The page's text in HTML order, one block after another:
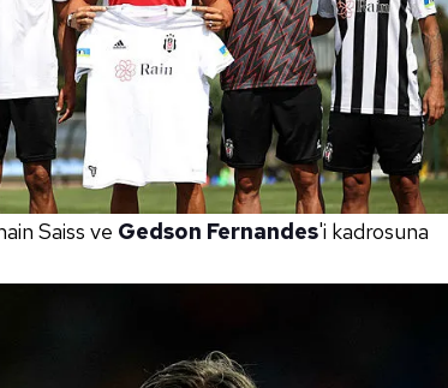
Saiss ve Gedson Fernandes'i kadrosuna